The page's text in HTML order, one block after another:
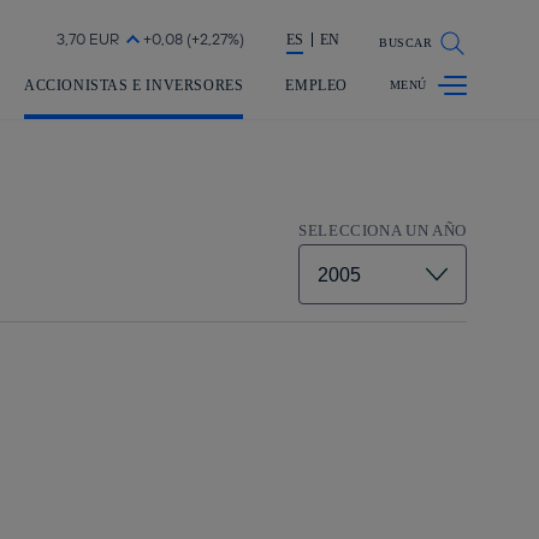
acción en accionistas e inversores ES EN BUSCAR
ACCIONISTAS E INVERSORES EMPLEO
SELECCIONA UN AÑO